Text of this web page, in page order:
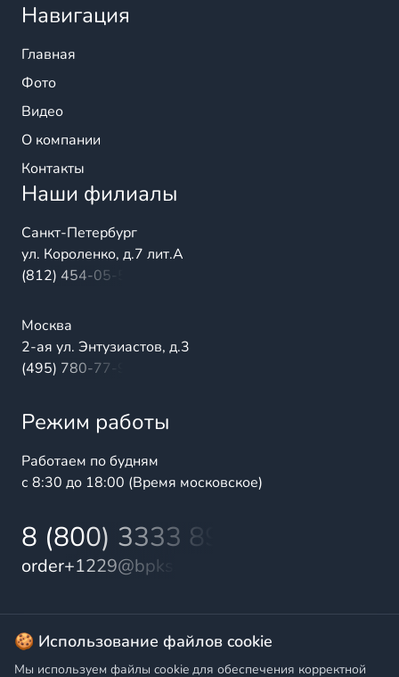
Навигация
Главная
Фото
Видео
О компании
Контакты
Наши филиалы
Санкт-Петербург
ул. Короленко, д.7 лит.А
(812) 454-05-54
Москва
2-ая ул. Энтузиастов, д.3
(495) 780-77-98
Режим работы
Работаем по будням
с 8:30 до 18:00 (Время московское)
8 (800) 3333 899
order+1229@bpks.ru
© 2025 БалтПромКомплект — комплексные поставки
высококачественной продукции промышленного и
🍪 Использование файлов cookie
Мы используем файлы cookie для обеспечения корректной